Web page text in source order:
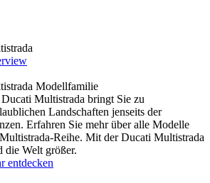
Modellfamilie
Multistrada bringt Sie zu
Landschaften jenseits der
Erfahren Sie mehr über alle Modelle
Reihe. Mit der Ducati Multistrada
die Welt größer.
entdecken